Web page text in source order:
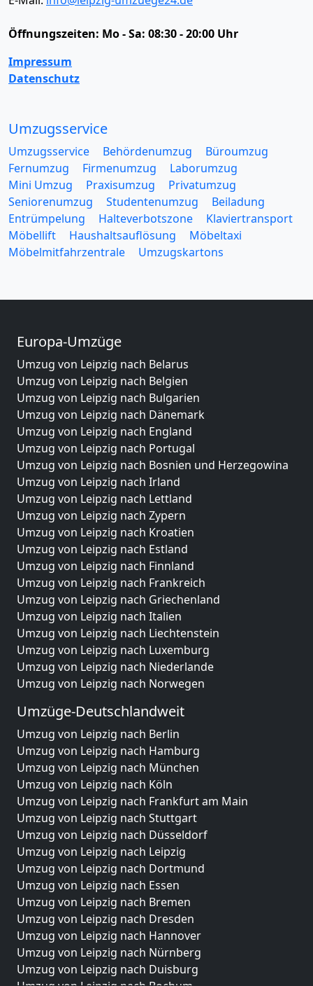
Öffnungszeiten: Mo - Sa: 08:30 - 20:00 Uhr
Impressum
Datenschutz
Umzugsservice
Umzugsservice Behördenumzug
Büroumzug
Fernumzug
Firmenumzug
Laborumzug
Mini Umzug
Praxisumzug
Privatumzug
Seniorenumzug
Studentenumzug
Beiladung
Entrümpelung
Halteverbotszone
Klaviertransport
Möbellift
Haushaltsauflösung
Möbeltaxi
Möbelmitfahrzentrale
Umzugskartons
Europa-Umzüge
Umzug von Leipzig nach Belarus
Umzug von Leipzig nach Belgien
Umzug von Leipzig nach Bulgarien
Umzug von Leipzig nach Dänemark
Umzug von Leipzig nach England
Umzug von Leipzig nach Portugal
Umzug von Leipzig nach Bosnien und Herzegowina
Umzug von Leipzig nach Irland
Umzug von Leipzig nach Lettland
Umzug von Leipzig nach Zypern
Umzug von Leipzig nach Kroatien
Umzug von Leipzig nach Estland
Umzug von Leipzig nach Finnland
Umzug von Leipzig nach Frankreich
Umzug von Leipzig nach Griechenland
Umzug von Leipzig nach Italien
Umzug von Leipzig nach Liechtenstein
Umzug von Leipzig nach Luxemburg
Umzug von Leipzig nach Niederlande
Umzug von Leipzig nach Norwegen
Umzüge-Deutschlandweit
Umzug von Leipzig nach Berlin
Umzug von Leipzig nach Hamburg
Umzug von Leipzig nach München
Umzug von Leipzig nach Köln
Umzug von Leipzig nach Frankfurt am Main
Umzug von Leipzig nach Stuttgart
Umzug von Leipzig nach Düsseldorf
Umzug von Leipzig nach Leipzig
Umzug von Leipzig nach Dortmund
Umzug von Leipzig nach Essen
Umzug von Leipzig nach Bremen
Umzug von Leipzig nach Dresden
Umzug von Leipzig nach Hannover
Umzug von Leipzig nach Nürnberg
Umzug von Leipzig nach Duisburg